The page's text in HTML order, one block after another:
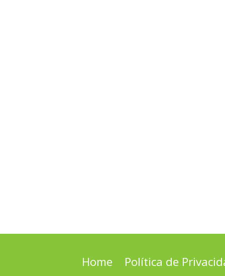
Home Política de